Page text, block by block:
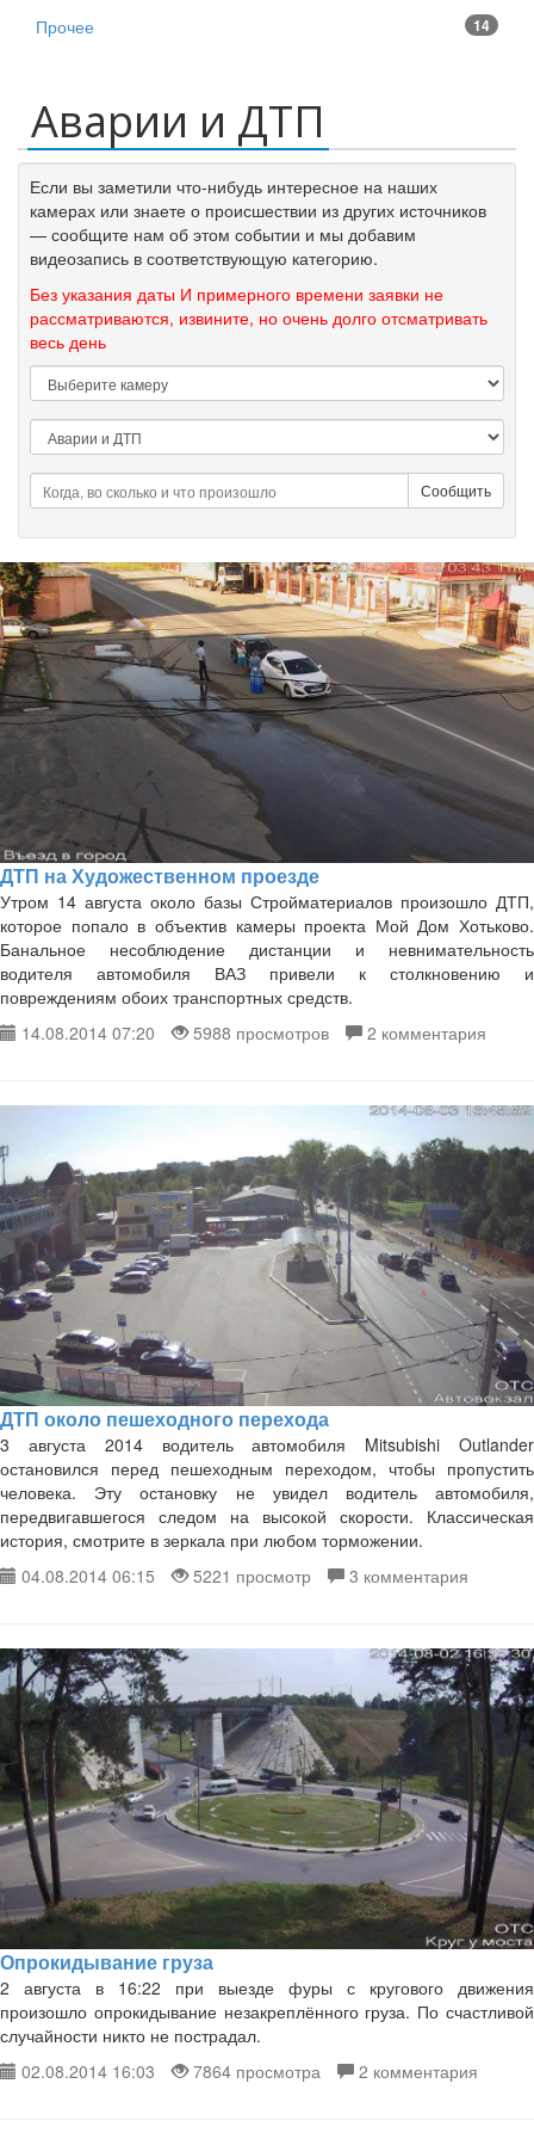
14
Прочее
Аварии и ДТП
Если вы заметили что-нибудь интересное на наших
камерах или знаете о происшествии из других источников
— сообщите нам об этом событии и мы добавим
видеозапись в соответствующую категорию.
Без указания даты И примерного времени заявки не
рассматриваются, извините, но очень долго отсматривать
весь день
Камера
*
Категория
*
Когда,
во
что
произошло
*
ДТП на Художественном проезде
Утром 14 августа около базы Стройматериалов произошло ДТП,
которое попало в объектив камеры проекта Мой Дом Хотьково.
Банальное несоблюдение дистанции и невнимательность
водителя автомобиля ВАЗ привели к столкновению и
повреждениям обоих транспортных средств.
14.08.2014 07:20
5988 просмотров 2 комментария
​ДТП около пешеходного перехода
3 августа 2014 водитель автомобиля Mitsubishi Outlander
остановился перед пешеходным переходом, чтобы пропустить
человека. Эту остановку не увидел водитель автомобиля,
передвигавшегося следом на высокой скорости. Классическая
история, смотрите в зеркала при любом торможении.
04.08.2014 06:15
5221 просмотр 3 комментария
Опрокидывание груза
2 августа в 16:22 при выезде фуры с кругового движения
произошло опрокидывание незакреплённого груза. По счастливой
случайности никто не пострадал.
02.08.2014 16:03
7864 просмотра 2 комментария